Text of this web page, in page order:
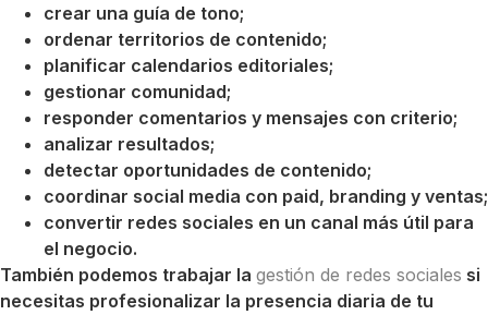
crear una guía de tono;
ordenar territorios de contenido;
planificar calendarios editoriales;
gestionar comunidad;
responder comentarios y mensajes con criterio;
analizar resultados;
detectar oportunidades de contenido;
coordinar social media con paid, branding y ventas;
convertir redes sociales en un canal más útil para
el negocio.
También podemos trabajar la gestión de redes sociales si
necesitas profesionalizar la presencia diaria de tu